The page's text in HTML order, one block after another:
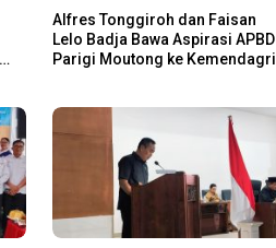
Alfres Tonggiroh dan Faisan
Lelo Badja Bawa Aspirasi APBD
Parigi Moutong ke Kemendagri